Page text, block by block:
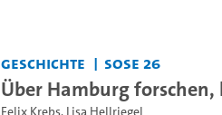
Geschichte SoSe 26
Über Hamburg forschen,